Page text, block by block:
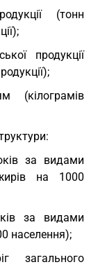
(тонн
продукції
(кілограмів
за видами
на 1000
за видами
населення);
загального